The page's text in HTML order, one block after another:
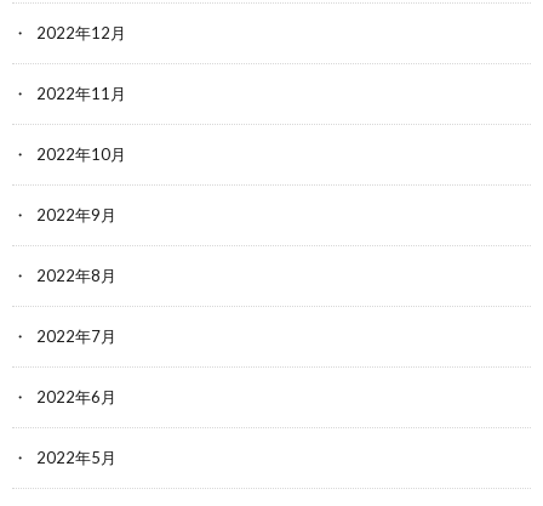
2022年12月
2022年11月
2022年10月
2022年9月
2022年8月
2022年7月
2022年6月
2022年5月